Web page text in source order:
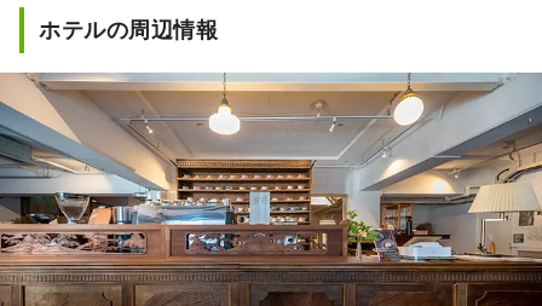
ホテルの周辺情報